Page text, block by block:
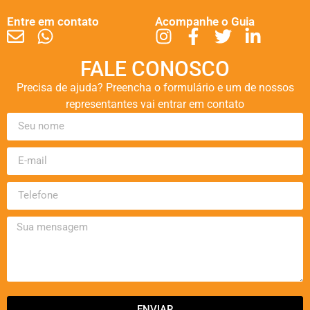
Entre em contato Acompanhe o Guia
FALE CONOSCO
Precisa de ajuda? Preencha o formulário e um de nossos
representantes vai entrar em contato